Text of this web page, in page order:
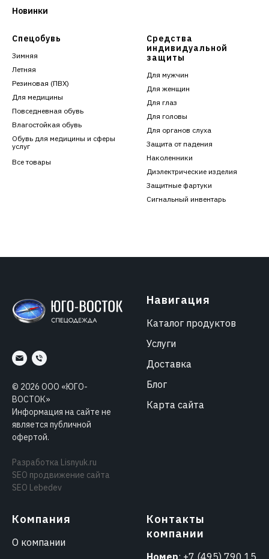
Новинки
Спецобувь
Зимняя
Летняя
Резиновая (ПВХ)
Для медицины
Повседневная обувь
Влагостойкая обувь
Обувь для медицины и сферы
услуг
Все товары
Средства
индивидуальной
защиты
Для мужчин
Для женщин
Для глаз
Для головы
Для органов слуха
Защита от падения
Наколенники
Диэлектрические изделия
Защитные фартуки
Сигнальный инвентарь
© 2026 ООО «ЮГО-
ВОСТОК»
Информация на сайте не
является публичной
офертой.
Разработка Lisnyuk.ru
SEO продвижение сайта
SEO Lebedev
Навигация
Каталог продуктов
Услуги
Доставка
Блог
Карта сайта
Компания
О компании
Контакты
компании